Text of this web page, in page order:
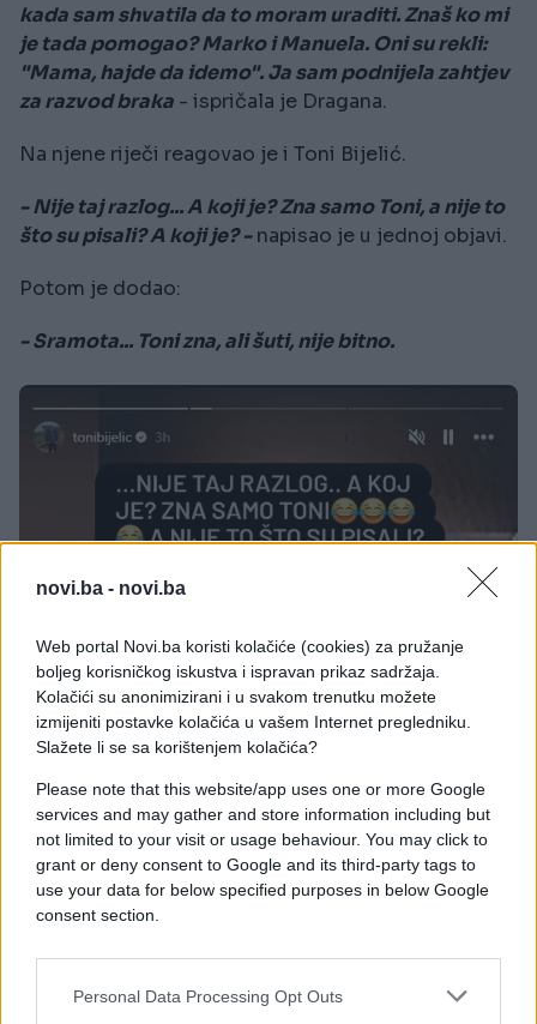
novi.ba - novi.ba
Web portal Novi.ba koristi kolačiće (cookies) za pružanje
boljeg korisničkog iskustva i ispravan prikaz sadržaja.
Kolačići su anonimizirani i u svakom trenutku možete
izmijeniti postavke kolačića u vašem Internet pregledniku.
Slažete li se sa korištenjem kolačića?
Please note that this website/app uses one or more Google
services and may gather and store information including but
not limited to your visit or usage behaviour. You may click to
grant or deny consent to Google and its third-party tags to
use your data for below specified purposes in below Google
consent section.
Personal Data Processing Opt Outs
kada sam shvatila da to moram uraditi. Znaš ko mi
je tada pomogao? Marko i Manuela. Oni su rekli:
"Mama, hajde da idemo". Ja sam podnijela zahtjev
za razvod braka - ispričala je Dragana.
Na njene riječi reagovao je i Toni Bijelić.
- Nije taj razlog... A koji je? Zna samo Toni, a nije to
što su pisali? A koji je? -napisao je u jednoj objavi.
Potom je dodao:
- Sramota... Toni zna, ali šuti, nije bitno.
U novoj objavi iznio je i dodatne optužbe na račun